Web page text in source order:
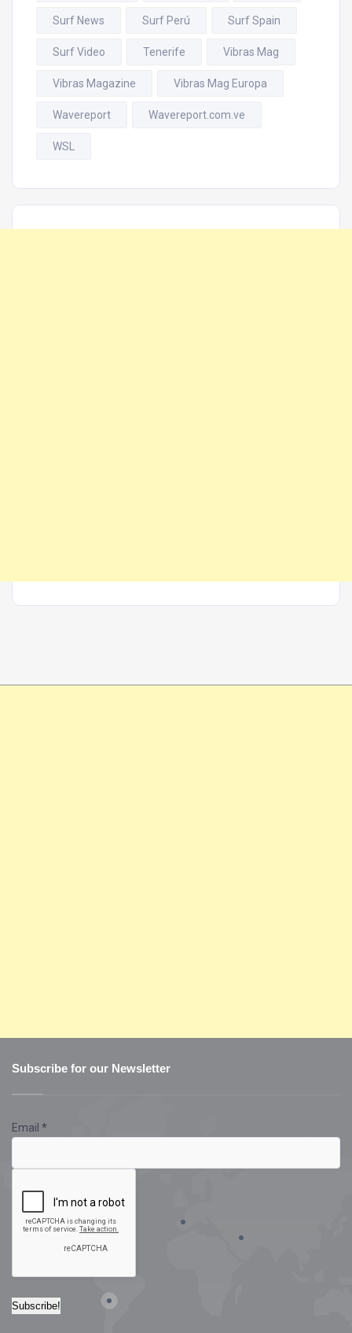
Surf News Surf Perú Surf Spain
Surf Video Tenerife Vibras Mag
Vibras Magazine Vibras Mag Europa
Wavereport Wavereport.com.ve
WSL
Subscribe for our Newsletter
Email *